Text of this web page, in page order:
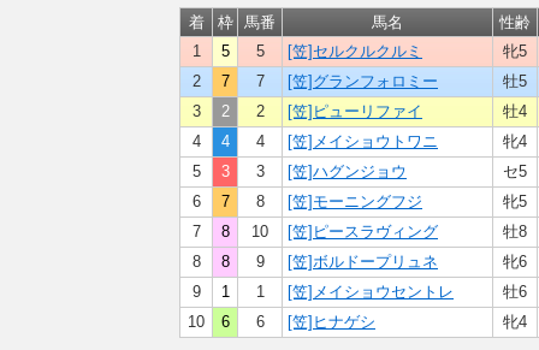
着 枠 馬番 馬名
性齢
1
5 5 [笠]セルクルクルミ
牝5
2
7 7 [笠]グランフォロミー
牡5
3
2 2 [笠]ピューリファイ
牡4
4
4 4 [笠]メイショウトワニ
牝4
5
3 3 [笠]ハグンジョウ
セ5
6
7 8 [笠]モーニングフジ
牝5
7
8 10 [笠]ピースラヴィング
牡8
8
8 9 [笠]ボルドープリュネ
牝6
9
1 1 [笠]メイショウセントレ
牡6
10
6 6 [笠]ヒナゲシ 牝4